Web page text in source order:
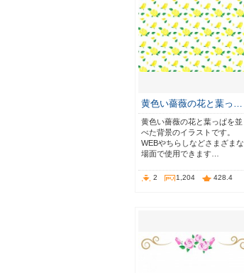
黄色い薔薇の花と葉っ…
黄色い薔薇の花と葉っぱを並
べた背景のイラストです。
WEBやちらしなどさまざまな
場面で使用できます…
2 1,204 428.4